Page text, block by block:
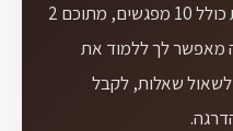
קורס המיקרובליידינג למתחילות כולל 10 מפגשים, מתוכם 2
מאפשר לך ללמוד את
שאלות, לקבל